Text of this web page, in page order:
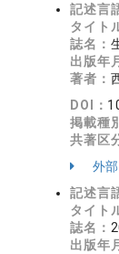
記述言
タイト
誌名：
出版年
著者：
DOI：
掲載種
共著区
外
記述言
タイト
誌名：
出版年